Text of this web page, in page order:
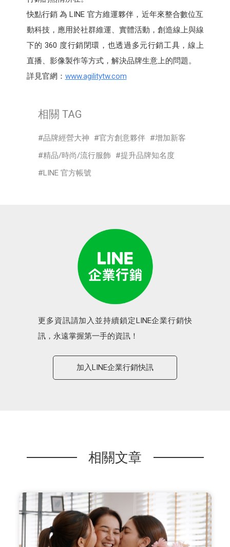
快點行銷 為 LINE 官方維運夥伴，近年來整合數位互
動科技，應用於社群維運、實體活動，創造線上與線
下的 360 度行銷閉環，也透過多元行銷工具，線上
直播、影像製作等方式，解決品牌生意上的問題。
詳見官網： www.agilitytw.com
相關 TAG
品牌經營大神 官方創意夥伴
增加新客
精品/時尚/流行服飾
提升品牌知名度
LINE 官方帳號
更多資訊請加入並持續鎖定LINE企業行銷快
訊，永遠掌握第一手的資訊！
加入LINE企業行銷快訊
相關文章